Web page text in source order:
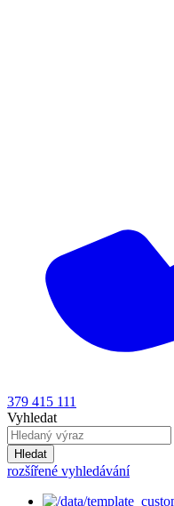
379 415 111
Vyhledat
Hledat
rozšířené vyhledávání